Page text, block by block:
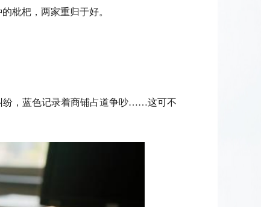
枇杷，两家重归于好。
，蓝色记录着商铺占道争吵……这可不